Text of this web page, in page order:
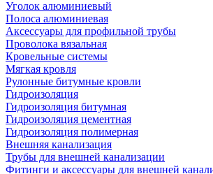
Уголок алюминиевый
Полоса алюминиевая
Аксессуары для профильной трубы
Проволока вязальная
Кровельные системы
Мягкая кровля
Рулонные битумные кровли
Гидроизоляция
Гидроизоляция битумная
Гидроизоляция цементная
Гидроизоляция полимерная
Внешняя канализация
Трубы для внешней канализации
Фитинги и аксессуары для внешней